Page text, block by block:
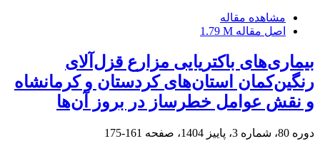
مشاهده مقاله
اصل مقاله 1.79 M
بیماری‌های باکتریایی مزارع قزل‌آلای
رنگین‌کمان استان‌های کردستان و کرمانشاه
و نقش عوامل خطر‌ساز در بروز آن‌ها
دوره 80، شماره 3، پاییز 1404، صفحه 161-175